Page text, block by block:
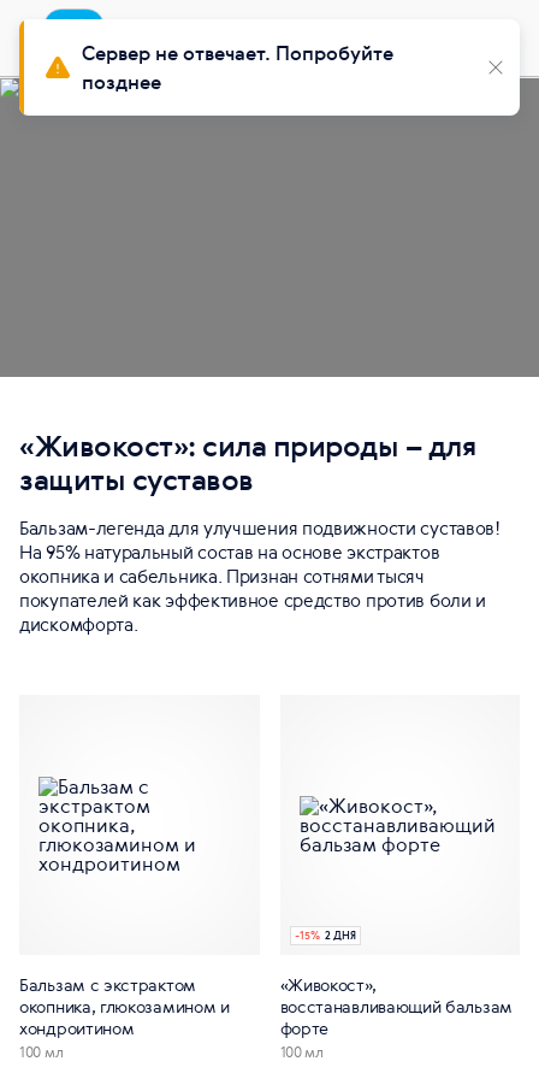
Buy Siberian
«Живокост»: сила природы – для
защиты суставов
Бальзам-легенда для улучшения подвижности суставов!
На 95% натуральный состав на основе экстрактов
окопника и сабельника. Признан сотнями тысяч
покупателей как эффективное средство против боли и
дискомфорта.
Бальзам с экстрактом
окопника, глюкозамином и
хондроитином
100 мл
-15% 2 ДНЯ
«Живокост»,
восстанавливающий бальзам
форте
100 мл
Сервер не отвечает. Попробуйте
позднее